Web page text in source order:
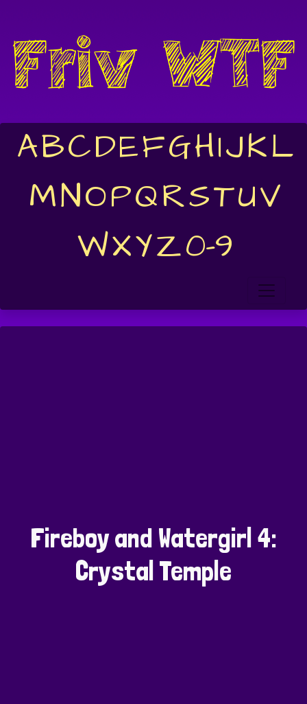
ABCDEFGHIJKL
MNOPQRSTUV
WXYZ0-9
Fireboy and Watergirl 4:
Crystal Temple